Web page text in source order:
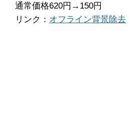
通常価格620円→150円
リンク： オフライン背景除去